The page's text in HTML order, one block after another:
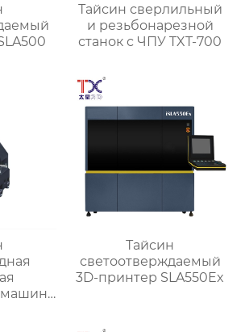
Тайсин сверлильный
и резьбонарезной
станок с ЧПУ TXT-700
Тайсин
светоотверждаемый
3D-принтер SLA550Ex